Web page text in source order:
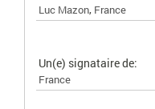
Luc Mazon, France
Un(e) signataire de:
France